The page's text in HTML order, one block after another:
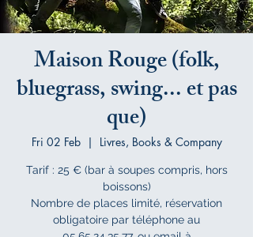
Maison Rouge (folk,
bluegrass, swing... et pas
que)
Fri 02 Feb
  |
Livres, Books & Company
Tarif : 25 € (bar à soupes compris, hors
boissons)
Nombre de places limité, réservation
obligatoire par téléphone au